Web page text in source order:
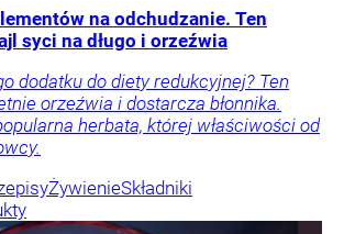
na odchudzanie. Ten
syci na długo i orzeźwia
dodatku do diety redukcyjnej? Ten
orzeźwia i dostarcza błonnika.
herbata, której właściwości od
ŻywienieSkładniki